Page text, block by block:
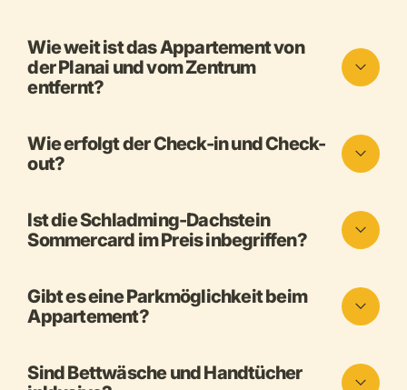
Wie weit ist das Appartement von
der Planai und vom Zentrum
entfernt?
Wie erfolgt der Check-in und Check-
out?
Ist die Schladming-Dachstein
Sommercard im Preis inbegriffen?
Gibt es eine Parkmöglichkeit beim
Appartement?
Sind Bettwäsche und Handtücher